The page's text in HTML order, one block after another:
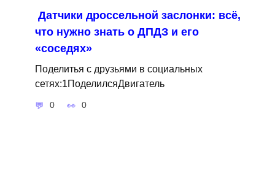
Датчики дроссельной заслонки: всё,
что нужно знать о ДПДЗ и его
«соседях»
Поделитья с друзьями в социальных
сетях:1ПоделилсяДвигатель
0 0